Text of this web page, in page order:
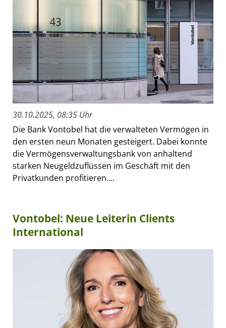
30.10.2025, 08:35 Uhr
Die Bank Vontobel hat die verwalteten Vermögen in
den ersten neun Monaten gesteigert. Dabei konnte
die Vermögensverwaltungsbank von anhaltend
starken Neugeldzuflüssen im Geschäft mit den
Privatkunden profitieren....
Vontobel: Neue Leiterin Clients
International